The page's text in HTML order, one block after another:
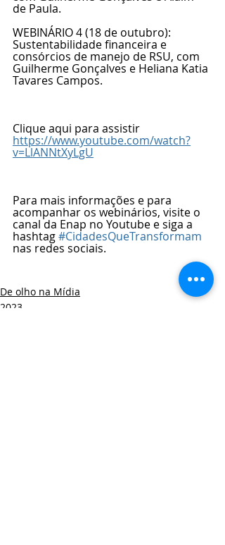
de Paula.
WEBINÁRIO 4 (18 de outubro):
Sustentabilidade financeira e
consórcios de manejo de RSU, com
Guilherme Gonçalves e Heliana Katia
Tavares Campos.
Clique aqui para assistir
https://www.youtube.com/watch?
v=LlANNtXyLgU
Para mais informações e para
acompanhar os webinários, visite o
canal da Enap no Youtube e siga a
hashtag #CidadesQueTransformam
nas redes sociais.
De olho na Mídia
2023